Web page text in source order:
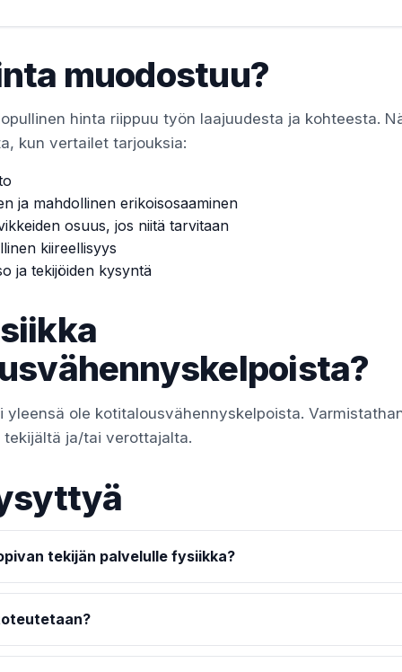
muodostuu?
hinta riippuu työn laajuudesta ja kohteesta.
kun vertailet tarjouksia:
ja mahdollinen erikoisosaaminen
osuus, jos niitä tarvitaan
kiireellisyys
ja tekijöiden kysyntä
yleensä ole kotitalousvähennyskelpoista.
ja/tai verottajalta.
tekijän palvelulle fysiikka?